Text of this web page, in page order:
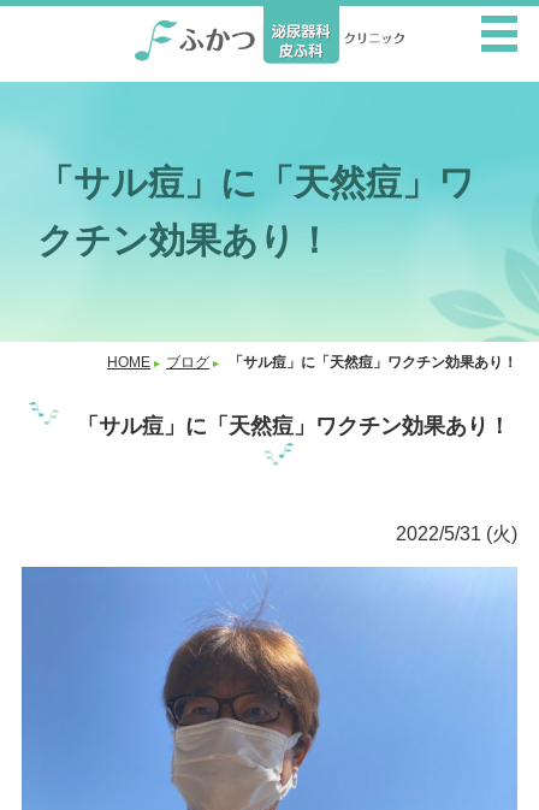
「サル痘」に「天然痘」ワ
クチン効果あり！
HOME ブログ 「サル痘」に「天然痘」ワクチン効果あり！
「サル痘」に「天然痘」ワクチン効果あり！
2022/5/31 (火)